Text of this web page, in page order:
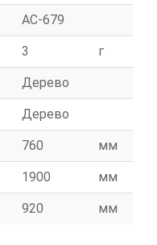
АС-679
3 г
Дерево
Дерево
760 мм
1900 мм
920 мм